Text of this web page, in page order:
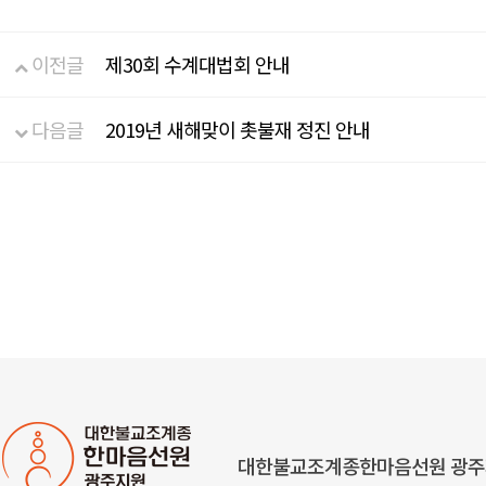
이전글 제30회 수계대법회 안내
다음글 2019년 새해맞이 촛불재 정진 안내
대한불교조계종한마음선원 광